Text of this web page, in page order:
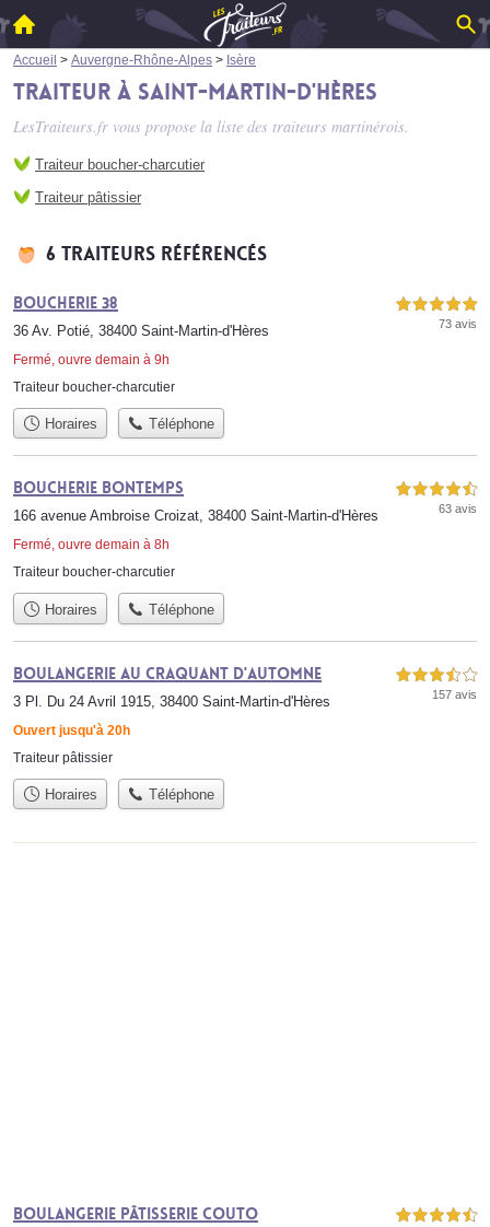
Accueil > Auvergne-Rhône-Alpes > Isère
Traiteur à Saint-Martin-d'Hères
LesTraiteurs.fr vous propose la liste des traiteurs martinérois.
Traiteur boucher-charcutier
Traiteur pâtissier
6 traiteurs référencés
Boucherie 38
36 Av. Potié, 38400 Saint-Martin-d'Hères
Fermé, ouvre demain à 9h
5,0 étoiles sur 5
73 avis
Traiteur boucher-charcutier
Horaires Téléphone
Boucherie Bontemps
166 avenue Ambroise Croizat, 38400 Saint-Martin-d'Hères
Fermé, ouvre demain à 8h
4,5 étoiles sur 5
63 avis
Traiteur boucher-charcutier
Horaires Téléphone
Boulangerie au Craquant d'Automne
3 Pl. Du 24 Avril 1915, 38400 Saint-Martin-d'Hères
Ouvert jusqu'à 20h
3,5 étoiles sur 5
157 avis
Traiteur pâtissier
Horaires Téléphone
Boulangerie Pâtisserie COUTO 4,5 étoiles sur 5